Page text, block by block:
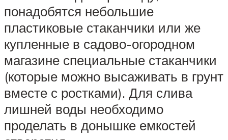
понадобятся небольшие
пластиковые стаканчики или же
купленные в садово-огородном
магазине специальные стаканчики
(которые можно высаживать в грунт
вместе с ростками). Для слива
лишней воды необходимо
проделать в донышке емкостей